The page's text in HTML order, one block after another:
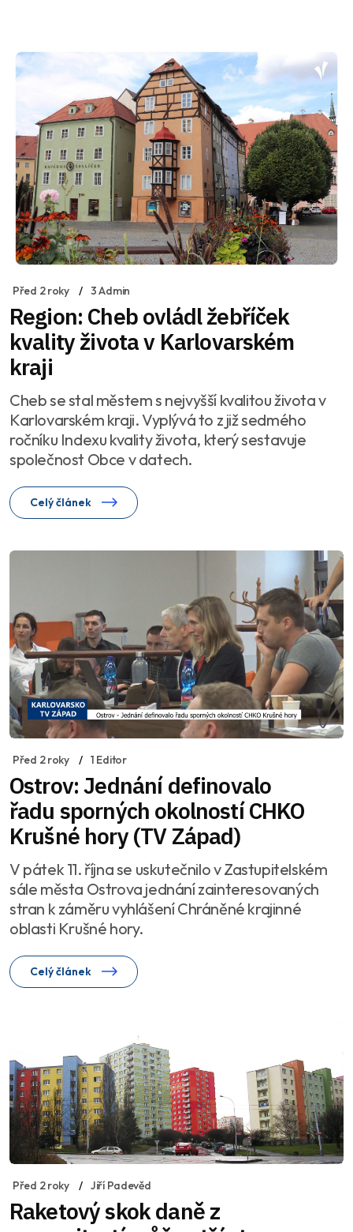
Před 2 roky 3 Admin
Region: Cheb ovládl žebříček
kvality života v Karlovarském
kraji
Cheb se stal městem s nejvyšší kvalitou života v
Karlovarském kraji. Vyplývá to z již sedmého
ročníku Indexu kvality života, který sestavuje
společnost Obce v datech.
Celý článek
Před 2 roky 1 Editor
Ostrov: Jednání definovalo
řadu sporných okolností CHKO
Krušné hory (TV Západ)
V pátek 11. října se uskutečnilo v Zastupitelském
sále města Ostrova jednání zainteresovaných
stran k záměru vyhlášení Chráněné krajinné
oblasti Krušné hory.
Celý článek
Před 2 roky Jiří Padevěd
Raketový skok daně z